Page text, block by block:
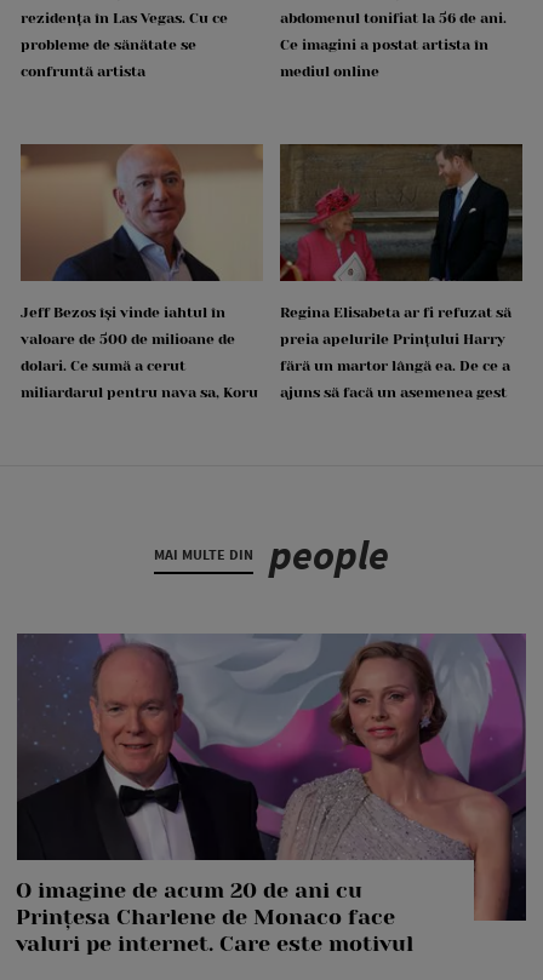
rezidența în Las Vegas. Cu ce
probleme de sănătate se
confruntă artista
abdomenul tonifiat la 56 de ani.
Ce imagini a postat artista în
mediul online
Jeff Bezos își vinde iahtul în
valoare de 500 de milioane de
dolari. Ce sumă a cerut
miliardarul pentru nava sa, Koru
Regina Elisabeta ar fi refuzat să
preia apelurile Prințului Harry
fără un martor lângă ea. De ce a
ajuns să facă un asemenea gest
MAI MULTE DIN people
O imagine de acum 20 de ani cu
Prințesa Charlene de Monaco face
valuri pe internet. Care este motivul